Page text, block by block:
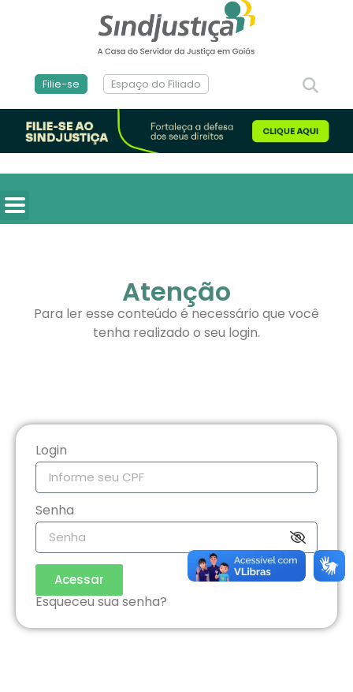
Filie-se Espaço do Filiado
Atenção
Para ler esse conteúdo é necessário que você
tenha realizado o seu login.
Login
Senha
Acessar
Esqueceu sua senha?